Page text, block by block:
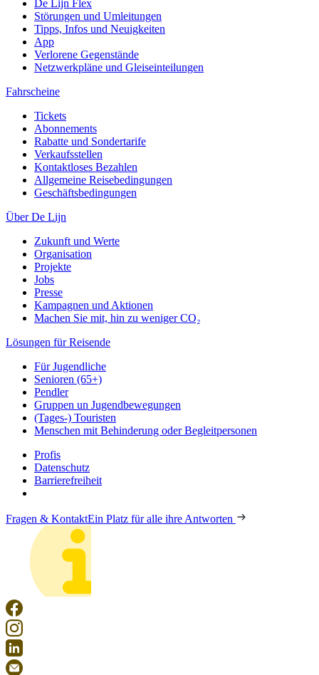
De Lijn Flex
Störungen und Umleitungen
Tipps, Infos und Neuigkeiten
App
Verlorene Gegenstände
Netzwerkpläne und Gleiseinteilungen
Fahrscheine
Tickets
Abonnements
Rabatte und Sondertarife
Verkaufsstellen
Kontaktloses Bezahlen
Allgemeine Reisebedingungen
Geschäftsbedingungen
Über De Lijn
Zukunft und Werte
Organisation
Projekte
Jobs
Presse
Kampagnen und Aktionen
Machen Sie mit, hin zu weniger CO₂
Lösungen für Reisende
Für Jugendliche
Senioren (65+)
Pendler
Gruppen un Jugendbewegungen
(Tages-) Touristen
Menschen mit Behinderung oder Begleitpersonen
Profis
Datenschutz
Barrierefreiheit
Fragen & KontaktEin Platz für alle ihre Antworten